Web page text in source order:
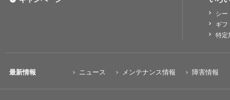
シー
ギフ
特定
最新情報 ニュース メンテナンス情報 障害情報